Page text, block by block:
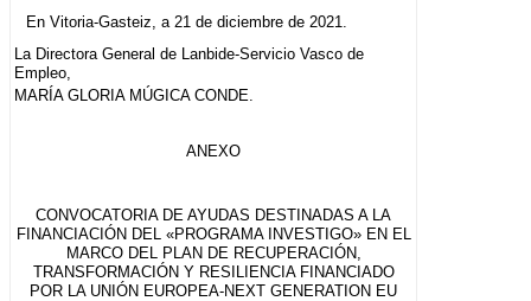
En Vitoria-Gasteiz, a 21 de diciembre de 2021.
La Directora General de Lanbide-Servicio Vasco de
Empleo,
MARÍA GLORIA MÚGICA CONDE.
ANEXO
CONVOCATORIA DE AYUDAS DESTINADAS A LA
FINANCIACIÓN DEL «PROGRAMA INVESTIGO» EN EL
MARCO DEL PLAN DE RECUPERACIÓN,
TRANSFORMACIÓN Y RESILIENCIA FINANCIADO
POR LA UNIÓN EUROPEA-NEXT GENERATION EU